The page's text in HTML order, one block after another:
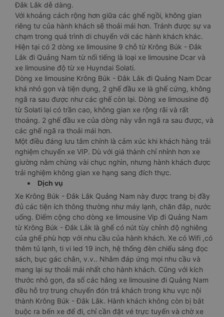
Đắk Lắk dễ dàng.
Với khoảng cách rộng hơn giữa các ghế ngồi, không gian
riêng tư của hành khách sẽ thoải mái hơn. Tránh được sự va
chạm trong quá trình di chuyển với các hành khách khác.
Hiện tại có 2 dòng xe limousine 9 chỗ từ Krông Búk - Đắk
Lắk đi Quảng Nam từ nổi tiếng là loại xe limousine Dcar và
xe limousine độ từ xe Huyndai Solati.
Dòng xe limousine Krông Búk - Đắk Lắk đi Quảng Nam Dcar
khá nhỏ gọn và tiện dụng, 2 ghế đầu xe là ghế cứng, không
ngã ra sau được như các ghế còn lại. Dòng xe limousine độ
từ Solati lại có trần cao, không gian xe rộng rãi và rất
thoáng. 2 ghế đầu xe của dòng này vẫn ngã ra sau được, và
các ghế ngã ra thoải mái hơn.
Một điều đáng lưu tâm chính là cảm xúc khi khách hàng trải
nghiệm chuyến xe VIP. Dù với giá thành chỉ nhỉnh hơn xe
giường nằm chừng vài chục nghìn, nhưng hành khách được
trải nghiệm không gian xe hạng sang đích thực.
Dịch vụ
Xe Krông Búk - Đắk Lắk Quảng Nam này được trang bị đầy
đủ các tiện ích thông thường như máy lạnh, chăn đắp, nước
uống. Điểm cộng cho dòng xe limousine Vip đi Quảng Nam
từ Krông Búk - Đắk Lắk là ghế có nút tùy chỉnh độ nghiêng
của ghế phù hợp với nhu cầu của hành khách. Xe có Wifi ,có
thêm tủ lạnh, ti vi led 19 inch, hệ thống đèn chiếu sáng đọc
sách, bục gác chân, v.v.. Nhằm đáp ứng mọi nhu cầu và
mang lại sự thoải mái nhất cho hành khách. Cũng với kích
thước nhỏ gọn, đa số các hãng xe limousine đi Quảng Nam
đều hỗ trợ trung chuyển đón trả khách trong khu vực nội
thành Krông Búk - Đắk Lắk. Hành khách không còn bị bắt
buộc ra bến xe để đi, chỉ cần đặt vé trực tuyến và chờ xe